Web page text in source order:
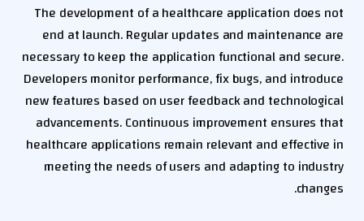
The development of a healthcare application does not
end at launch. Regular updates and maintenance are
necessary to keep the application functional and secure.
Developers monitor performance, fix bugs, and introduce
new features based on user feedback and technological
advancements. Continuous improvement ensures that
healthcare applications remain relevant and effective in
meeting the needs of users and adapting to industry
changes.